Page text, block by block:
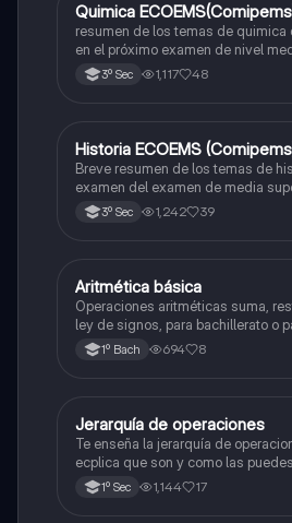
Química
Quimica
resumen de los temas de quimica
en el próximo examen de nivel
zona metropolitana de el valle de
3º Sec 1,117 48
Historia
Historia ECOEMS
Breve resumen de los temas de
examen del examen de media
valle de México
3º Sec 1,242 39
Matemáticas
Aritmética básica
Operaciones aritméticas suma,
ley de signos, para bachillerato o
admisión a la universidad
1º Bach 694 8
Matemáticas
Jerarquía de operaciones
Te enseña la jerarquía de
ecplica que son y como las
1º Sec 1,144 17